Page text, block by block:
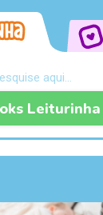
Leiturinha